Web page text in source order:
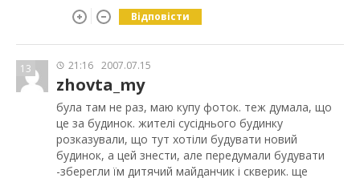
Відповісти
13 21:16 2007.07.15
zhovta_my
була там не раз, маю купу фоток. теж думала, що
це за будинок. жителі сусіднього будинку
розказували, що тут хотіли будувати новий
будинок, а цей знести, але передумали будувати
-зберегли їм дитячий майданчик і скверик. ще